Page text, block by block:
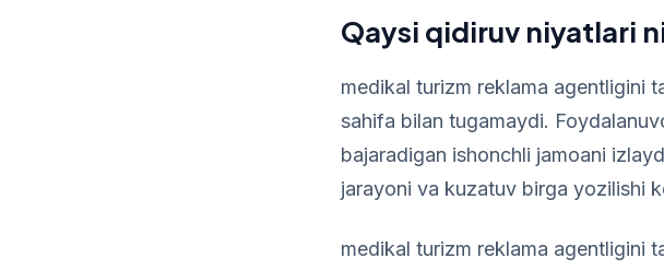
Qaysi qidiruv niyatlari
medikal turizm reklama agentligini
sahifa bilan tugamaydi.
bajaradigan ishonchli jamoani
jarayoni va kuzatuv birga yozilishi
medikal turizm reklama agentligini